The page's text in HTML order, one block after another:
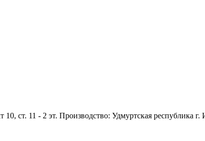
ст. 11 - 2 эт. Производство: Удмуртская республика